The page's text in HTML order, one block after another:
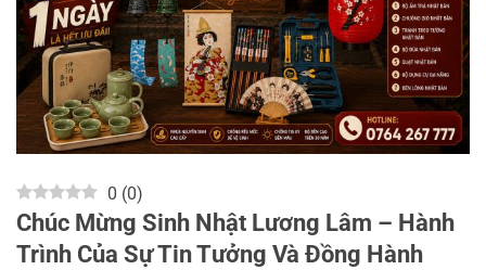
0 (0)
Chúc Mừng Sinh Nhật Lương Lâm – Hành
Trình Của Sự Tin Tưởng Và Đồng Hành